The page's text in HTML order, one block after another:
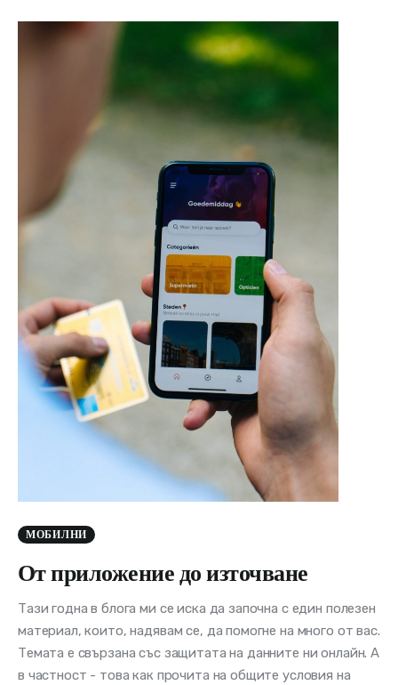
МОБИЛНИ
От приложение до източване
Тази годна в блога ми се иска да започна с един полезен
материал, които, надявам се, да помогне на много от вас.
Темата е свързана със защитата на данните ни онлайн. А
в частност - това как прочита на общите условия на